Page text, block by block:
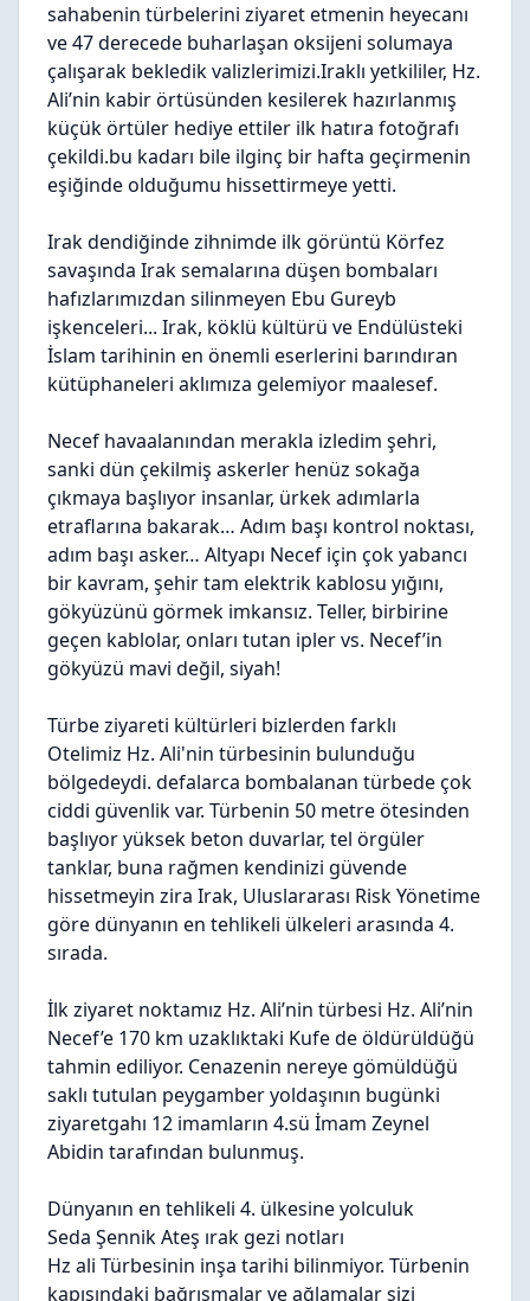
sahabenin türbelerini ziyaret etmenin heyecanı
ve 47 derecede buharlaşan oksijeni solumaya
çalışarak bekledik valizlerimizi.Iraklı yetkililer, Hz.
Ali’nin kabir örtüsünden kesilerek hazırlanmış
küçük örtüler hediye ettiler ilk hatıra fotoğrafı
çekildi.bu kadarı bile ilginç bir hafta geçirmenin
eşiğinde olduğumu hissettirmeye yetti.
Irak dendiğinde zihnimde ilk görüntü Körfez
savaşında Irak semalarına düşen bombaları
hafızlarımızdan silinmeyen Ebu Gureyb
işkenceleri... Irak, köklü kültürü ve Endülüsteki
İslam tarihinin en önemli eserlerini barındıran
kütüphaneleri aklımıza gelemiyor maalesef.
Necef havaalanından merakla izledim şehri,
sanki dün çekilmiş askerler henüz sokağa
çıkmaya başlıyor insanlar, ürkek adımlarla
etraflarına bakarak… Adım başı kontrol noktası,
adım başı asker… Altyapı Necef için çok yabancı
bir kavram, şehir tam elektrik kablosu yığını,
gökyüzünü görmek imkansız. Teller, birbirine
geçen kablolar, onları tutan ipler vs. Necef’in
gökyüzü mavi değil, siyah!
Türbe ziyareti kültürleri bizlerden farklı
Otelimiz Hz. Ali'nin türbesinin bulunduğu
bölgedeydi. defalarca bombalanan türbede çok
ciddi güvenlik var. Türbenin 50 metre ötesinden
başlıyor yüksek beton duvarlar, tel örgüler
tanklar, buna rağmen kendinizi güvende
hissetmeyin zira Irak, Uluslararası Risk Yönetime
göre dünyanın en tehlikeli ülkeleri arasında 4.
sırada.
İlk ziyaret noktamız Hz. Ali’nin türbesi Hz. Ali’nin
Necef’e 170 km uzaklıktaki Kufe de öldürüldüğü
tahmin ediliyor. Cenazenin nereye gömüldüğü
saklı tutulan peygamber yoldaşının bugünki
ziyaretgahı 12 imamların 4.sü İmam Zeynel
Abidin tarafından bulunmuş.
Dünyanın en tehlikeli 4. ülkesine yolculuk
Seda Şennik Ateş ırak gezi notları
Hz ali Türbesinin inşa tarihi bilinmiyor. Türbenin
kapısındaki bağrışmalar ve ağlamalar sizi